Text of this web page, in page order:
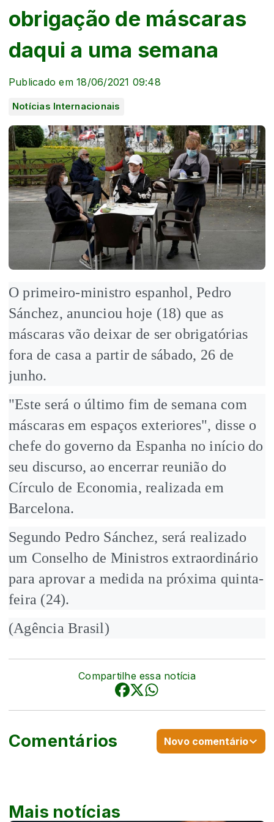
obrigação de máscaras
daqui a uma semana
Publicado em 18/06/2021 09:48
Notícias Internacionais
O primeiro-ministro espanhol, Pedro
Sánchez, anunciou hoje (18) que as
máscaras vão deixar de ser obrigatórias
fora de casa a partir de sábado, 26 de
junho.
"Este será o último fim de semana com
máscaras em espaços exteriores", disse o
chefe do governo da Espanha no início do
seu discurso, ao encerrar reunião do
Círculo de Economia, realizada em
Barcelona.
Segundo Pedro Sánchez, será realizado
um Conselho de Ministros extraordinário
para aprovar a medida na próxima quinta-
feira (24).
(Agência Brasil)
Compartilhe essa notícia
Comentários Novo comentário
Mais notícias